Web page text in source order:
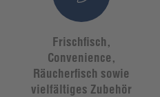
Frischfisch,
Convenience,
Räucherfisch sowie
vielfältiges Zubehör